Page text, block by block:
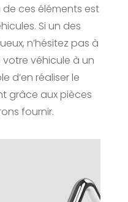
ces éléments est
Si un des
n’hésitez pas à
véhicule à un
d’en réaliser le
grâce aux pièces
fournir.